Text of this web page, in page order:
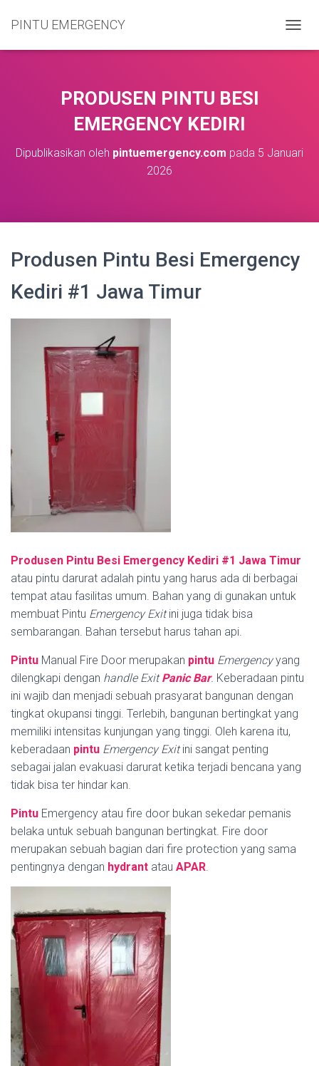
PINTU EMERGENCY
O
I
PRODUSEN PINTU BESI
EMERGENCY KEDIRI
Dipublikasikan oleh pintuemergency.com pada 5 Januari
2026
Produsen Pintu Besi Emergency
Kediri #1 Jawa Timur
Produsen Pintu Besi Emergency Kediri #1 Jawa Timur
atau pintu darurat adalah pintu yang harus ada di berbagai
tempat atau fasilitas umum. Bahan yang di gunakan untuk
membuat Pintu Emergency Exitini juga tidak bisa
sembarangan. Bahan tersebut harus tahan api.
Pintu Manual Fire Door merupakan pintu Emergencyyang
dilengkapi dengan handleExit Panic Bar. Keberadaan pintu
ini wajib dan menjadi sebuah prasyarat bangunan dengan
tingkat okupansi tinggi. Terlebih, bangunan bertingkat yang
memiliki intensitas kunjungan yang tinggi. Oleh karena itu,
keberadaan pintu Emergency Exitini sangat penting
sebagai jalan evakuasi darurat ketika terjadi bencana yang
tidak bisa ter hindar kan.
Pintu Emergency atau fire door bukan sekedar pemanis
belaka untuk sebuah bangunan bertingkat. Fire door
merupakan sebuah bagian dari fire protection yang sama
pentingnya dengan hydrant atau APAR.